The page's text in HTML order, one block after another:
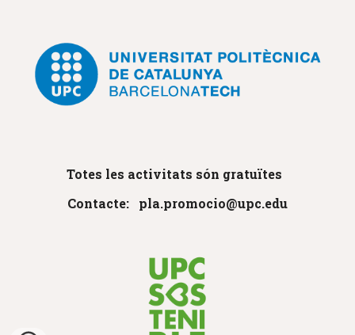
Totes les activitats són gratuïtes
Contacte: pla.promocio@upc.edu